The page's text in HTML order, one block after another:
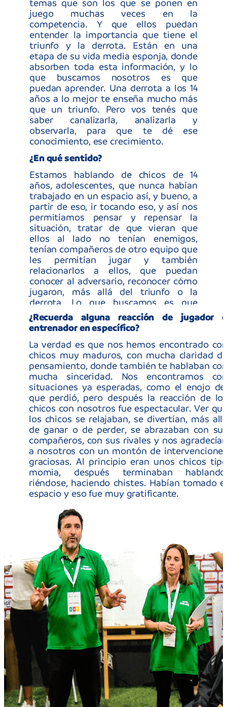
graciosas. Al principio eran unos chicos tipo momia,
después terminaban hablando, riéndose, haciendo
chistes. Habían tomado el espacio y eso fue muy
gratificante.
Formiga, leyenda del fútbol femenino, fue
parte del staff de la CONMEBOL Evolución
Sub 15 2025.“Fue algo diferente, algo
sensacional. Son diamantes que estamos
tallando”, dijo la exjugadora, quien disputó
siete mundiales con la selección de su país y
participó de siete Juegos Olímpicos.